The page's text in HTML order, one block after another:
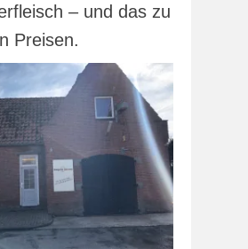
– und das zu
Preisen.